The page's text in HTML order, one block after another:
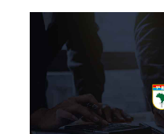
Com
Para
ADM